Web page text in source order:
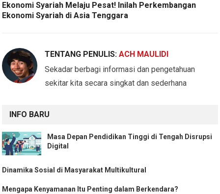
Ekonomi Syariah Melaju Pesat! Inilah Perkembangan
Ekonomi Syariah di Asia Tenggara
TENTANG PENULIS:ACH MAULIDI
Sekadar berbagi informasi dan pengetahuan
sekitar kita secara singkat dan sederhana
INFO BARU
Masa Depan Pendidikan Tinggi di Tengah Disrupsi
Digital
Dinamika Sosial di Masyarakat Multikultural
Mengapa Kenyamanan Itu Penting dalam Berkendara?